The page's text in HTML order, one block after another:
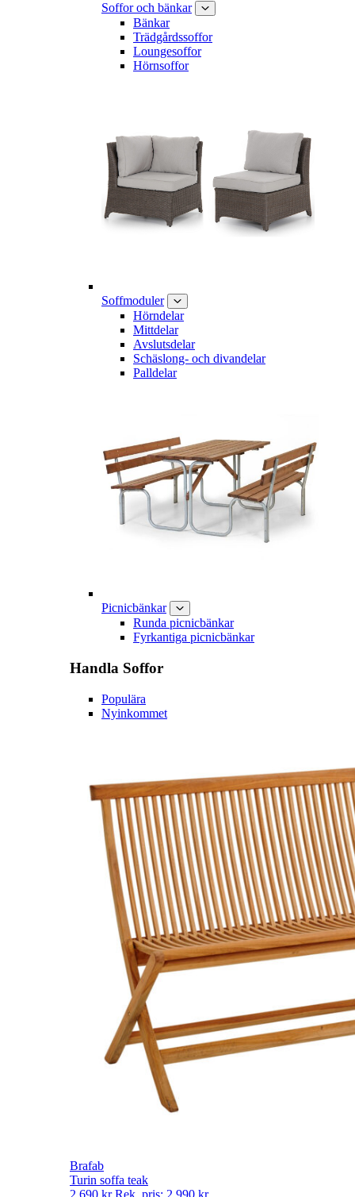
Soffor och bänkar
Bänkar
Trädgårdssoffor
Loungesoffor
Hörnsoffor
Soffmoduler
Hörndelar
Mittdelar
Avslutsdelar
Schäslong- och divandelar
Palldelar
Picnicbänkar
Runda picnicbänkar
Fyrkantiga picnicbänkar
Handla Soffor
Populära
Nyinkommet
Brafab
Turin soffa teak
2 690 kr Rek. pris: 2 990 kr